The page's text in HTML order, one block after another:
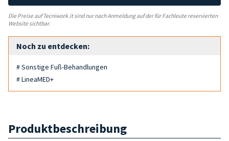
Die Preise auf Tecniwork.it sind nur nach Anmeldung auf der für Fachleute reservierten
Website sichtbar.
Noch zu entdecken:
# Sonstige Fuß-Behandlungen
# LineaMED+
Produktbeschreibung